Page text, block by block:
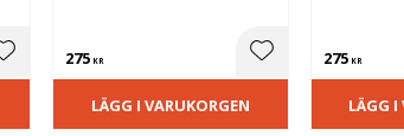
Lägg till i favoriter
275 KR Lägg till i
LÄGG I VARUKORGEN
275KR
LÄGG I